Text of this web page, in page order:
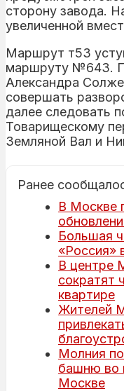
сторону завода.
увеличенной
Маршрут т53
маршруту №643.
Александра
совершать
далее следовать
Товарищескому
Земляной Вал и
Ранее
В Москве
Большая
«Россия»
В центре
сократят
квартире
Жителей
Молния
башню во
Москве